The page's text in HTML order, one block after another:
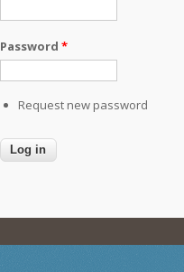
Password *
Request new password